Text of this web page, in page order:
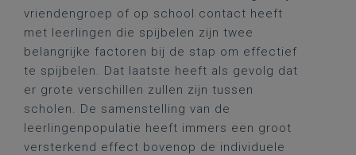
vriendengroep of op school contact heeft
met leerlingen die spijbelen zijn twee
belangrijke factoren bij de stap om effectief
te spijbelen. Dat laatste heeft als gevolg dat
er grote verschillen zullen zijn tussen
scholen. De samenstelling van de
leerlingenpopulatie heeft immers een groot
versterkend effect bovenop de individuele